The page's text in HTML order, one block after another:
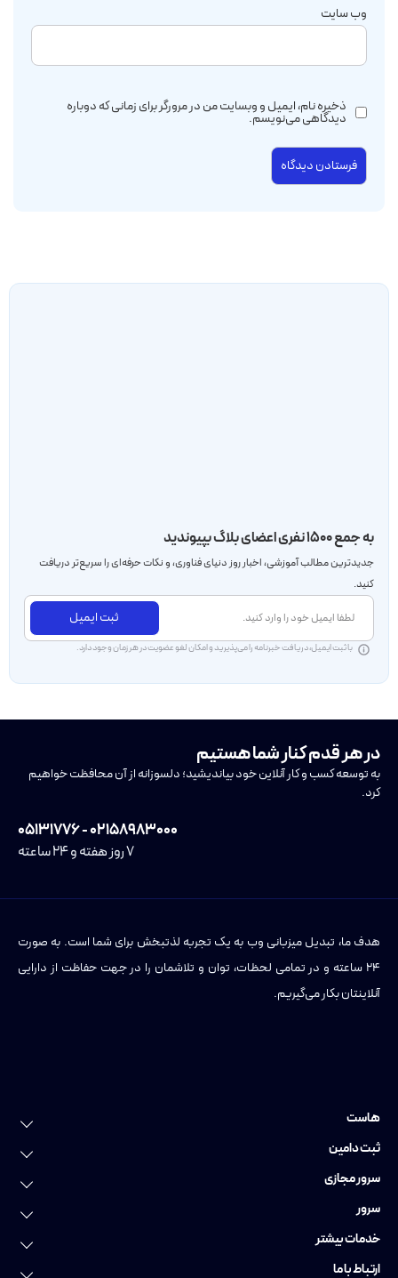
وب‌ سایت
ذخیره نام، ایمیل و وبسایت من در مرورگر برای زمانی که دوباره
دیدگاهی می‌نویسم.
به جمع ۱۵۰۰ نفری اعضای بلاگ بپیوندید
جدید‌ترین مطالب آموزشی، اخبار روز دنیای فناوری، و نکات حرفه‌ای را سریع‌تر دریافت
کنید.
ثبت ایمیل
با ثبت ایمیل، دریافت خبرنامه را می‌پذیرید و امکان لغو عضویت در هر زمان وجود دارد.
در هر قدم کنار شما هستیم
به توسعه کسب و کار آنلاین خود بیاندیشید؛ دلسوزانه از آن محافظت خواهیم
کرد.
۰۲۱۵۸۹۸۳۰۰۰ - ۰۵۱۳۱۷۷۶
۷ روز هفته و ۲۴ ساعته
هدف ما، تبدیل میزبانی وب به یک تجربه لذتبخش برای شما است. به صورت
۲۴ ساعته و در تمامی لحظات، توان و تلاشمان را در جهت حفاظت از دارایی
آنلاینتان بکار می‌گیریم.
هاست
هاست وردپرس
هاست ویندوز
هاست پایتون
هاست ووکامرس
ثبت دامین
ثبت دامنه ایرانی
ثبت دامنه فارسی
سرور مجازی
سرور مجازی اروپا
سرور
خدمات بیشتر
ارتباط با ما